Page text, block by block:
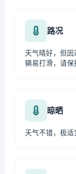
路况
天气晴好，但
辆易打滑，请保
晾晒
天气不错，极适